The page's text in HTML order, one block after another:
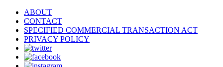
ABOUT
CONTACT
SPECIFIED COMMERCIAL TRANSACTION ACT
PRIVACY POLICY